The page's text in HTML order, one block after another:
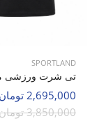
SPORTLAND
2,695,000 تومان
3,850,000 تومان